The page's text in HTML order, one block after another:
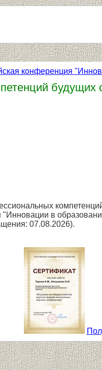
конференция
будущих
в
07.08.2026).